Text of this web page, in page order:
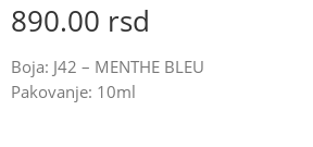
890.00 rsd
Boja: J42 – MENTHE BLEU
Pakovanje: 10ml